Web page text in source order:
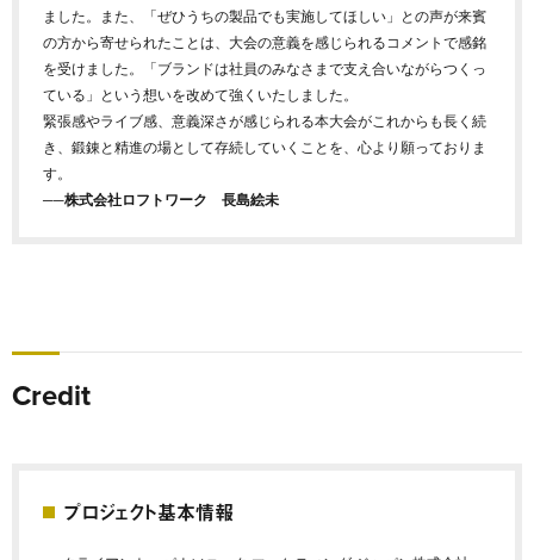
ました。また、「ぜひうちの製品でも実施してほしい」との声が来賓
の方から寄せられたことは、大会の意義を感じられるコメントで感銘
を受けました。「ブランドは社員のみなさまで支え合いながらつくっ
ている」という想いを改めて強くいたしました。
緊張感やライブ感、意義深さが感じられる本大会がこれからも長く続
き、鍛錬と精進の場として存続していくことを、心より願っておりま
す。
──株式会社ロフトワーク 長島絵未
Credit
プロジェクト基本情報